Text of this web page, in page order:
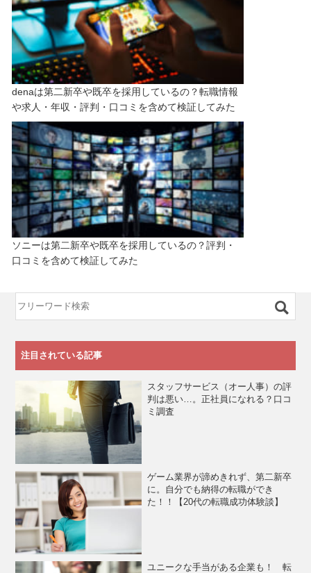
denaは第二新卒や既卒を採用しているの？転職情報
や求人・年収・評判・口コミを含めて検証してみた
ソニーは第二新卒や既卒を採用しているの？評判・
口コミを含めて検証してみた
注目されている記事
スタッフサービス（オー人事）の評
判は悪い…。正社員になれる？口コ
ミ調査
ゲーム業界が諦めきれず、第二新卒
に。自分でも納得の転職ができ
た！！【20代の転職成功体験談】
ユニークな手当がある企業も！ 転